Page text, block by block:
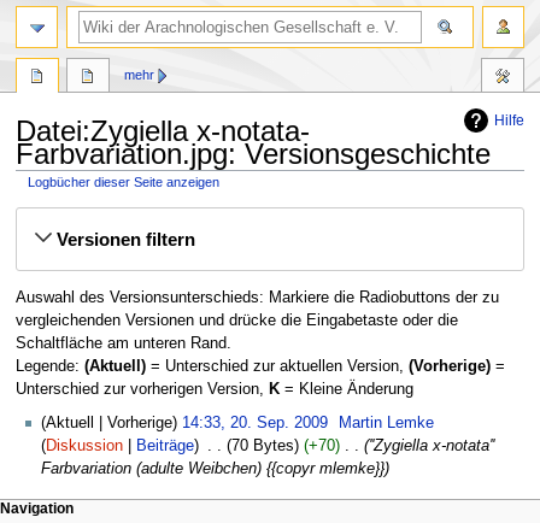
Hilfe
Datei:Zygiella x-notata-
Farbvariation.jpg: Versionsgeschichte
Logbücher dieser Seite anzeigen
Navigation
SucheVersionen filtern
Auswahl des Versionsunterschieds: Markiere die Radiobuttons der zu
vergleichenden Versionen und drücke die Eingabetaste oder die
Schaltfläche am unteren Rand.
Legende: (Aktuell)= Unterschied zur aktuellen Version, (Vorherige)=
Unterschied zur vorherigen Version, K= Kleine Änderung
20.
September
2009
Aktuell Vorherige 14:33, 20. Sep. 2009
Martin Lemke
Diskussion
Beiträge 70 Bytes +70 ‎
''Zygiella x-notata''
Farbvariation (adulte Weibchen) {{copyr mlemke}}
mehr
Navigation